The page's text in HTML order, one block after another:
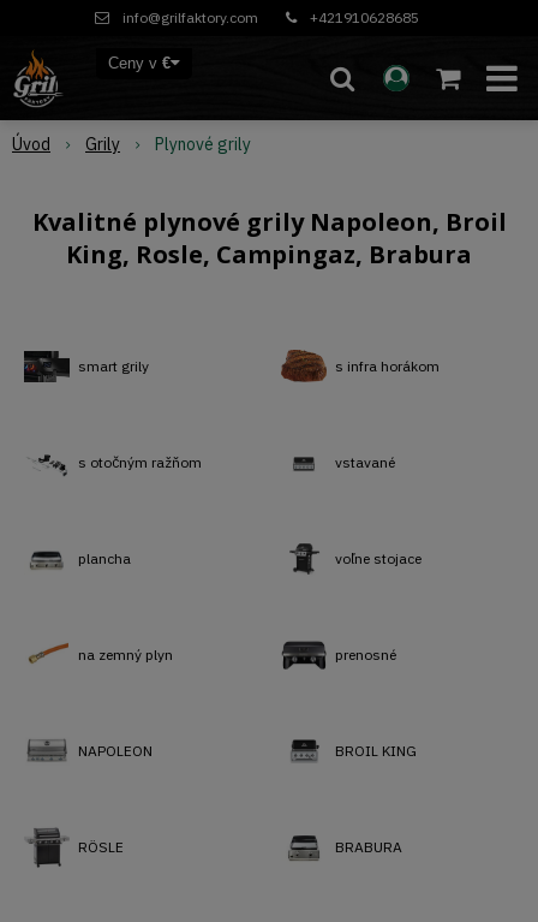
info@grilfaktory.com +421910628685
Ceny v €
Úvod Grily Plynové grily
Kvalitné plynové grily Napoleon, Broil
King, Rosle, Campingaz, Brabura
smart grily s infra horákom
s otočným ražňom vstavané
plancha voľne stojace
na zemný plyn prenosné
NAPOLEON BROIL KING
RÖSLE BRABURA